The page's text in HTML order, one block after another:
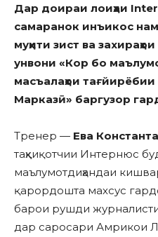
Дар доираи лоиҳаи
самаранок инъикос
муҳити зист ва
унвони «Кор бо
масъалаҳои
Марказӣ» баргузор
Тренер — Ева
таҳқиқотчии Интернюс
маълумотдиҳандаи
қарордошта махсус
барои рушди
дар саросари Амрикои